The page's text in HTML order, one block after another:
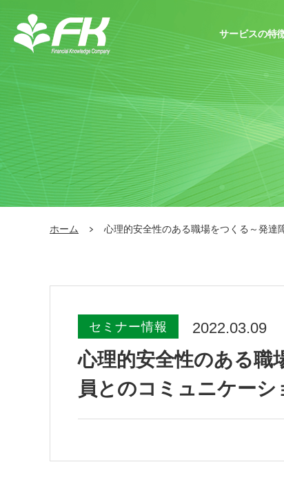
サービスの特
ホーム 心理的安全性のある職場をつくる～発達
セミナー情報 2022.03.09
心理的安全性のある職
員とのコミュニケー